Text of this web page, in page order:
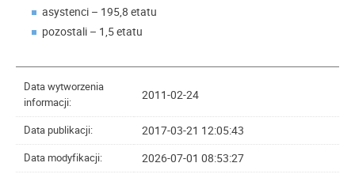
asystenci – 195,8 etatu
pozostali – 1,5 etatu
Data wytworzenia
informacji:
2011-02-24
Data publikacji: 2017-03-21 12:05:43
Data modyfikacji: 2026-07-01 08:53:27